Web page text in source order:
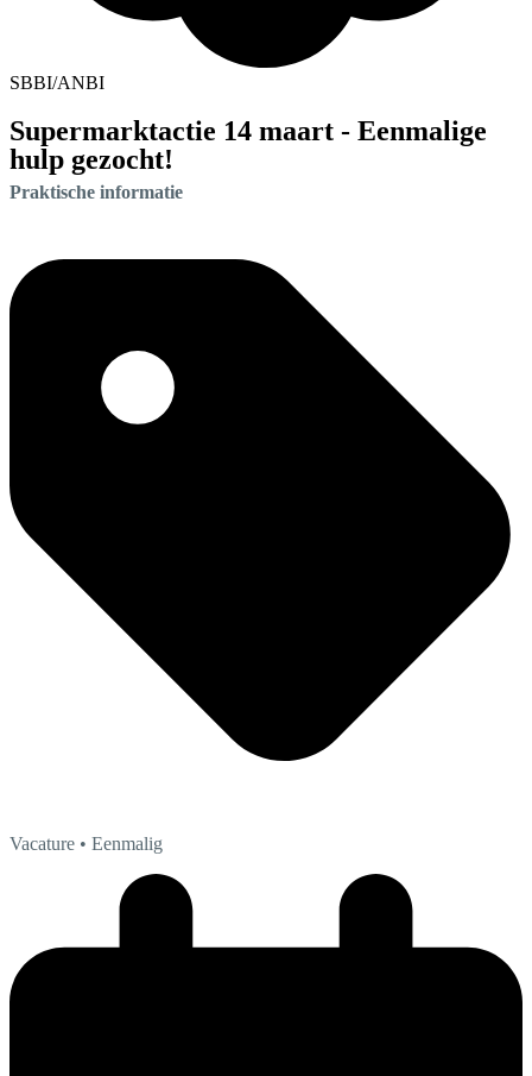
SBBI/ANBI
Supermarktactie 14 maart - Eenmalige
hulp gezocht!
Praktische informatie
Vacature • Eenmalig